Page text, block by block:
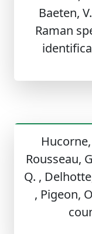
Baeten,
Raman
Hucorne,
Rousseau,
Q. ,
, Pigeon,